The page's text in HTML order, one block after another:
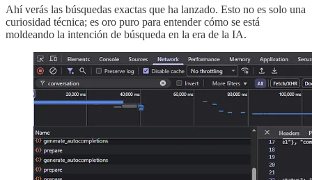
Ahí verás las búsquedas exactas que ha lanzado. Esto no es solo una
curiosidad técnica; es oro puro para entender cómo se está
moldeando la intención de búsqueda en la era de la IA.